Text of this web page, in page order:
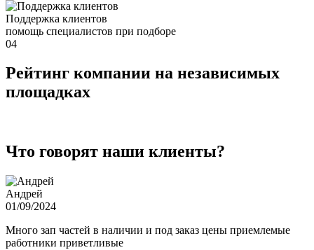
Поддержка клиентов
помощь специалистов при подборе
04
Рейтинг компании на независимых
площадках
Что говорят наши клиенты?
Андрей
01/09/2024
Много зап частей в наличии и под заказ цены приемлемые
работники приветливые